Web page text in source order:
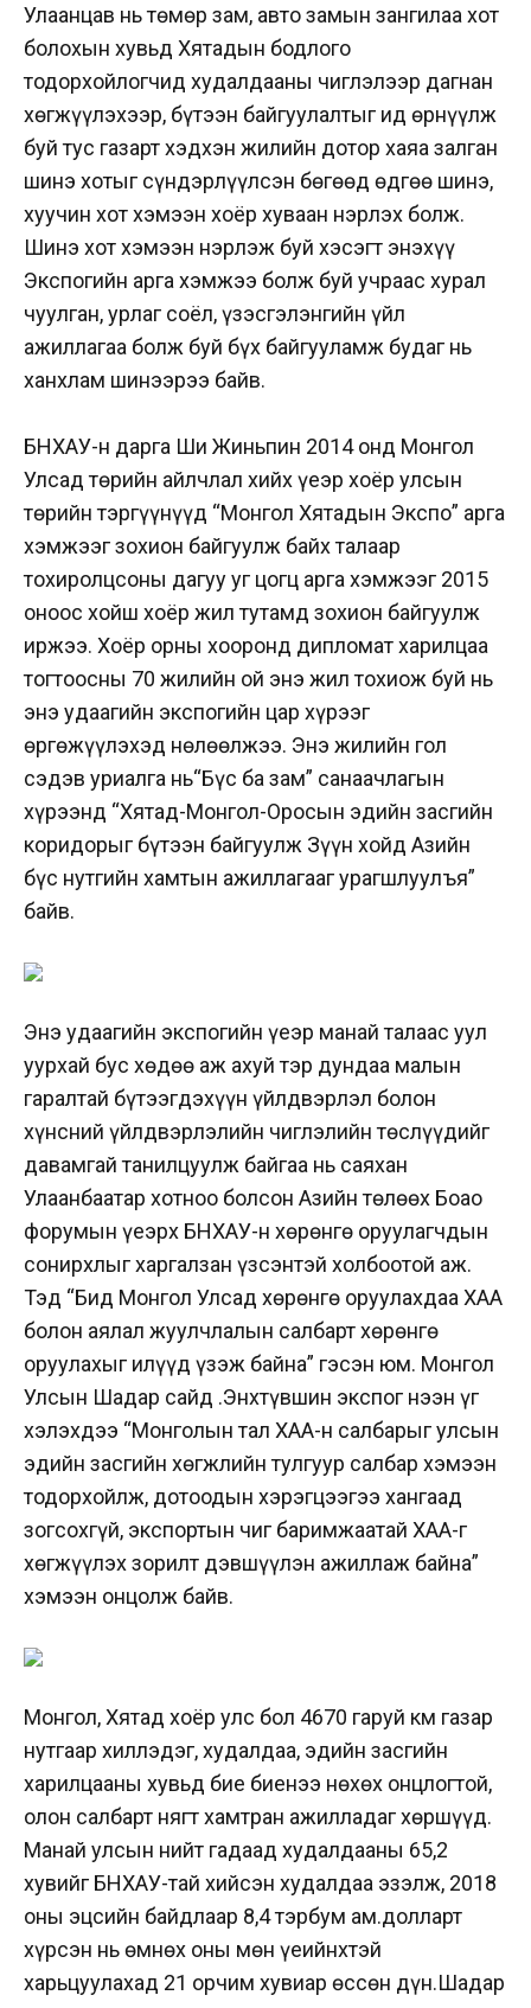
Улаанцав нь төмөр зам, авто замын зангилаа хот
болохын хувьд Хятадын бодлого
тодорхойлогчид худалдааны чиглэлээр дагнан
хөгжүүлэхээр, бүтээн байгуулалтыг ид өрнүүлж
буй тус газарт хэдхэн жилийн дотор хаяа залган
шинэ хотыг сүндэрлүүлсэн бөгөөд өдгөө шинэ,
хуучин хот хэмээн хоёр хуваан нэрлэх болж.
Шинэ хот хэмээн нэрлэж буй хэсэгт энэхүү
Экспогийн арга хэмжээ болж буй учраас хурал
чуулган, урлаг соёл, үзэсгэлэнгийн үйл
ажиллагаа болж буй бүх байгууламж будаг нь
ханхлам шинээрээ байв.
БНХАУ-н дарга Ши Жиньпин 2014 онд Монгол
Улсад төрийн айлчлал хийх үеэр хоёр улсын
төрийн тэргүүнүүд “Монгол Хятадын Экспо” арга
хэмжээг зохион байгуулж байх талаар
тохиролцсоны дагуу уг цогц арга хэмжээг 2015
оноос хойш хоёр жил тутамд зохион байгуулж
иржээ. Хоёр орны хооронд дипломат харилцаа
тогтоосны 70 жилийн ой энэ жил тохиож буй нь
энэ удаагийн экспогийн цар хүрээг
өргөжүүлэхэд нөлөөлжээ. Энэ жилийн гол
сэдэв уриалга нь“Бүс ба зам” санаачлагын
хүрээнд “Хятад-Монгол-Оросын эдийн засгийн
коридорыг бүтээн байгуулж Зүүн хойд Азийн
бүс нутгийн хамтын ажиллагааг урагшлуулъя”
байв.
Энэ удаагийн экспогийн үеэр манай талаас уул
уурхай бус хөдөө аж ахуй тэр дундаа малын
гаралтай бүтээгдэхүүн үйлдвэрлэл болон
хүнсний үйлдвэрлэлийн чиглэлийн төслүүдийг
давамгай танилцуулж байгаа нь саяхан
Улаанбаатар хотноо болсон Азийн төлөөх Боао
форумын үеэрх БНХАУ-н хөрөнгө оруулагчдын
сонирхлыг харгалзан үзсэнтэй холбоотой аж.
Тэд “Бид Монгол Улсад хөрөнгө оруулахдаа ХАА
болон аялал жуулчлалын салбарт хөрөнгө
оруулахыг илүүд үзэж байна” гэсэн юм. Монгол
Улсын Шадар сайд Ө.Энхтүвшин экспог нээн үг
хэлэхдээ “Монголын тал ХАА-н салбарыг улсын
эдийн засгийн хөгжлийн тулгуур салбар хэмээн
тодорхойлж, дотоодын хэрэгцээгээ хангаад
зогсохгүй, экспортын чиг баримжаатай ХАА-г
хөгжүүлэх зорилт дэвшүүлэн ажиллаж байна”
хэмээн онцолж байв.
Монгол, Хятад хоёр улс бол 4670 гаруй км газар
нутгаар хиллэдэг, худалдаа, эдийн засгийн
харилцааны хувьд бие биенээ нөхөх онцлогтой,
олон салбарт нягт хамтран ажилладаг хөршүүд.
Манай улсын нийт гадаад худалдааны 65,2
хувийг БНХАУ-тай хийсэн худалдаа эзэлж, 2018
оны эцсийн байдлаар 8,4 тэрбум ам.долларт
хүрсэн нь өмнөх оны мөн үеийнхтэй
харьцуулахад 21 орчим хувиар өссөн дүн.Шадар